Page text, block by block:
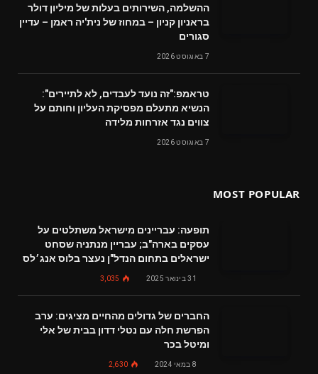
ההשלמה, השירותים בעלות של מיליון דולר
בראניון קניון – במחוז של נית'יה ראמן – עדיין
סגורים
7 באוגוסט 2026
טראמפ:"זה נועד לעבדים, לא לתיירים":
הנשיא מתעלם מפסיקת העליון וחותם על
צווים נגד אזרחות מלידה
7 באוגוסט 2026
MOST POPULAR
תופעה: עבריינים מישראל משתלטים על
עסקים בארה"ב; עבריין מנתניה שסחט
ישראלים בתחום הנדל"ן נעצר בלוס אנג׳לס
31 בינואר 2025 3,035
החברים של גדולים מהחיים מציגים: ערב
הפרשת חלה עם נטלי דדון בבית של אלי
ומיטל בכר
8 במאי 2024 2,630